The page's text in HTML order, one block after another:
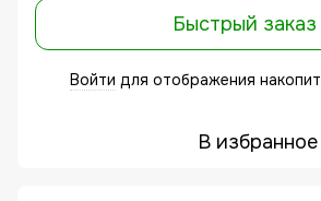
Быстрый заказ
Войти для отображения
В избранное